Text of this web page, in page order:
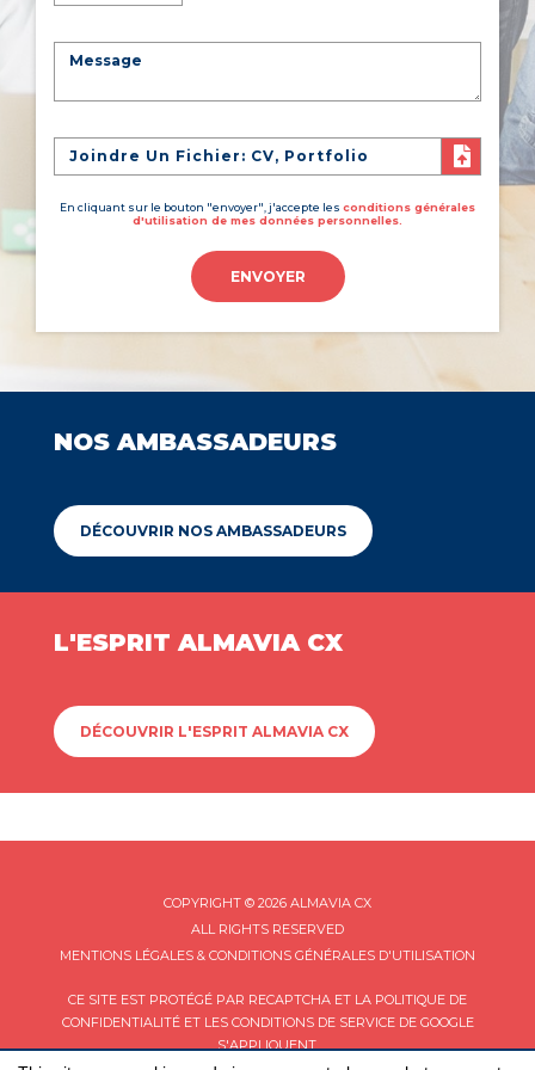
Joindre Un Fichier: CV, Portfolio
En cliquant sur le bouton "envoyer", j'accepte les conditions générales
d'utilisation de mes données personnelles.
ENVOYER
NOS AMBASSADEURS
DÉCOUVRIR NOS AMBASSADEURS
L'ESPRIT ALMAVIA CX
DÉCOUVRIR L'ESPRIT ALMAVIA CX
COPYRIGHT © 2026 ALMAVIA CX
ALL RIGHTS RESERVED
MENTIONS LÉGALES & CONDITIONS GÉNÉRALES D'UTILISATION
CE SITE EST PROTÉGÉ PAR RECAPTCHA ET LA POLITIQUE DE
CONFIDENTIALITÉET LES CONDITIONS DE SERVICEDE GOOGLE
S'APPLIQUENT.